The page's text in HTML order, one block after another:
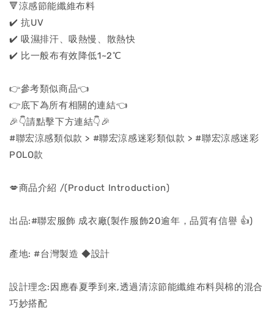
🔻涼感節能纖維布料
✔️ 抗UV
✔️ 吸濕排汗、吸熱慢、散熱快
✔️ 比一般布有效降低1~2℃
👉參考類似商品👈
👉底下為所有相關的連結👈
🎉👇請點擊下方連結👇🎉
#聯宏涼感類似款 > #聯宏涼感迷彩類似款 > #聯宏涼感迷彩
POLO款
💋商品介紹 /(Product Introduction)
出品:#聯宏服飾 成衣廠(製作服飾20逾年，品質有信譽 👍)
產地: #台灣製造 ◆設計
設計理念:因應春夏季到來,透過清涼節能纖維布料與棉的混合
巧妙搭配